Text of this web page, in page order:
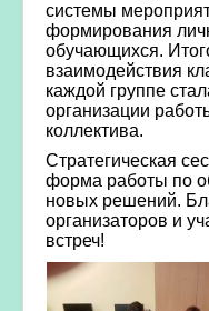
системы
формирования
обучающихся.
взаимодействия
каждой группе
организации
коллектива.
Стратегическая
форма работы по
новых решений.
организаторов и
встреч!